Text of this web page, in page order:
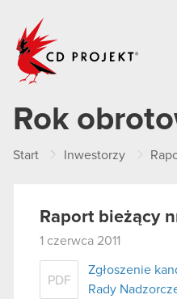
Rok
Start Inwestorzy
Raport bieżący
1 czerwca 2011
PDF
Zgłoszenie
Rady